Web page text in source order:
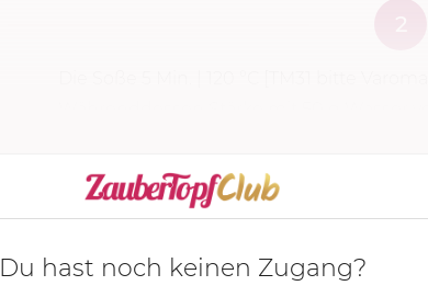
Du hast noch keinen Zugang?